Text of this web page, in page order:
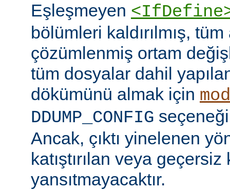
Eşleşmeyen
bölümleri kaldırılmış,
çözümlenmiş ortam
tüm dosyalar dahil
dökümünü almak için
DDUMP_CONFIG
Ancak, çıktı yinelenen
katıştırılan veya geçersiz
yansıtmayacaktır.